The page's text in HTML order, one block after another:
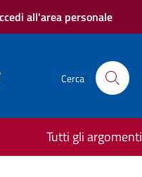
all'area personale
Cerca
Tutti gli argomenti